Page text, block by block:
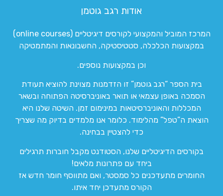
אודות רגב גוטמן
המרכז המוביל והמקצועי לקורסים דיגיטליים (online courses)
במקצועות הכלכלה, סטטיסטיקה, החשבונאות והמתמטיקה
וכן במקצועות נוספים.
בית הספר “רגב גוטמן” זו הזדמנות מצוינת להוציא תעודת
הסמכה באופן עצמאי או תואר באוניברסיטה הפתוחה ובשאר
המכללות והאוניברסיטאות במינימום זמן. השיטה שלנו היא
הוצאת ה”טפל” מהלימוד. כלומר אנו מלמדים בדיוק מה שצריך
כדי להצטיין בבחינה.
בקורסים הדיגיטליים שלנו, הסטודנט מקבל חוברות תרגילים
ביחד עם פתרונות מלאים!
החומרים מתעדכנים כל סמסטר, ואם מתווסף חומר חדש אז
הקורס מתעדכן יחד איתו.